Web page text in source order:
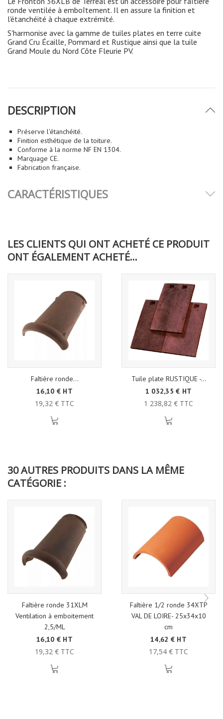
ronde ventilée à emboîtement. Il en assure la finition et
l'étanchéité à chaque extrémité.
S'harmonise avec la gamme de tuiles plates en terre cuite
Grand Cru Écaille, Pommard et Rustique ainsi que la tuile
Grand Moule du Nord Côte Fleurie PV.
DESCRIPTION
Préserve l'étanchéité.
Finition esthétique de la toiture.
Conforme à la norme NF EN 1304.
Marquage CE.
Fabrication française.
CARACTÉRISTIQUES
LES CLIENTS QUI ONT ACHETÉ CE PRODUIT
ONT ÉGALEMENT ACHETÉ...
Faîtière ronde...
16,10 € HT
19,32 € TTC
Tuile plate RUSTIQUE -...
1 032,35 € HT
1 238,82 € TTC
30 AUTRES PRODUITS DANS LA MÊME
CATÉGORIE :
Faîtière ronde 31XLM
Ventilation à emboitement
2,5/ML
16,10 € HT
19,32 € TTC
Faîtière 1/2 ronde 34XTP
VAL DE LOIRE- 25x34x10
cm
14,62 € HT
17,54 € TTC